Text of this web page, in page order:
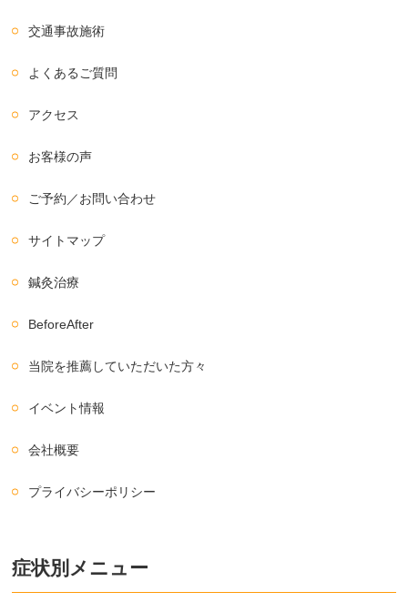
交通事故施術
よくあるご質問
アクセス
お客様の声
ご予約／お問い合わせ
サイトマップ
鍼灸治療
BeforeAfter
当院を推薦していただいた方々
イベント情報
会社概要
プライバシーポリシー
症状別メニュー